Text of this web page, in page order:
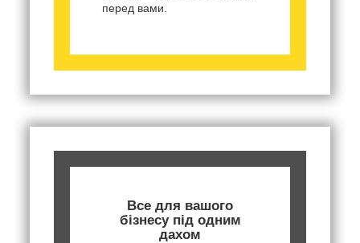
перед вами.
Все для вашого
бізнесу під одним
дахом